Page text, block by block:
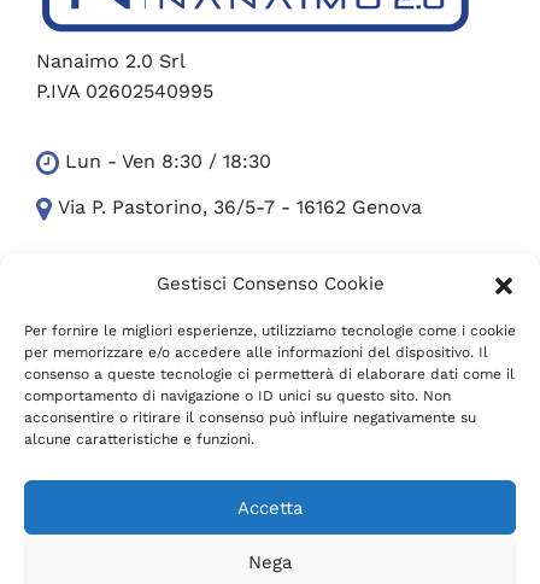
Gestisci Consenso Cookie
Per fornire le migliori esperienze, utilizziamo tecnologie come i cookie
per memorizzare e/o accedere alle informazioni del dispositivo. Il
consenso a queste tecnologie ci permetterà di elaborare dati come il
comportamento di navigazione o ID unici su questo sito. Non
acconsentire o ritirare il consenso può influire negativamente su
alcune caratteristiche e funzioni.
Accetta
Nega
Nanaimo 2.0 Srl
P.IVA 02602540995
Lun - Ven 8:30 / 18:30
Via P. Pastorino, 36/5-7 - 16162 Genova
351-5652754
Ufficio +39 010 300.24.07
info (at) nanaimo.it
facebookfacebookfacebookinstagramyoutube